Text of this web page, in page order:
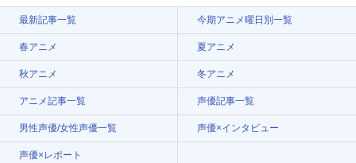
最新記事一覧 今期アニメ曜日別一覧
春アニメ 夏アニメ
秋アニメ 冬アニメ
アニメ記事一覧 声優記事一覧
男性声優/女性声優一覧 声優×インタビュー
声優×レポート